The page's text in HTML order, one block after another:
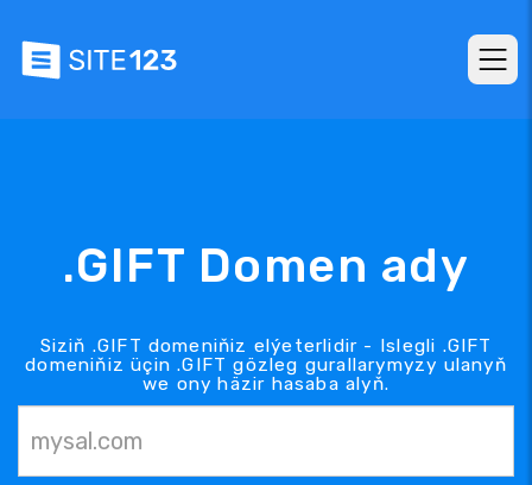
.GIFT Domen ady
Siziň .GIFT domeniňiz elýeterlidir - Islegli .GIFT
domeniňiz üçin .GIFT gözleg gurallarymyzy ulanyň
we ony häzir hasaba alyň.